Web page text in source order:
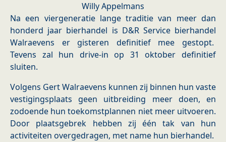
Willy Appelmans
Na een viergeneratie lange traditie van meer dan
honderd jaar bierhandel is D&R Service bierhandel
Walraevens er gisteren definitief mee gestopt.
Tevens zal hun drive-in op 31 oktober definitief
sluiten.
Volgens Gert Walraevens kunnen zij binnen hun vaste
vestigingsplaats geen uitbreiding meer doen, en
zodoende hun toekomstplannen niet meer uitvoeren.
Door plaatsgebrek hebben zij één tak van hun
activiteiten overgedragen, met name hun bierhandel.